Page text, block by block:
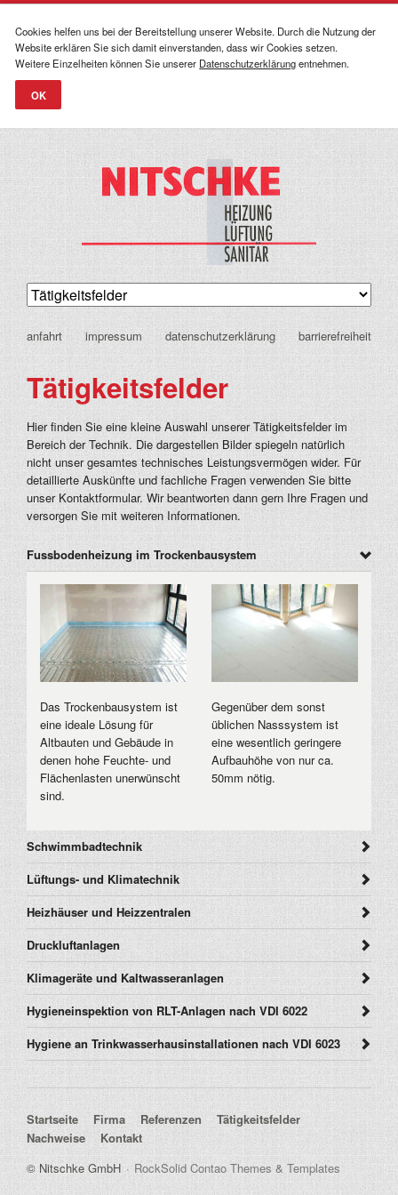
Cookies helfen uns bei der Bereitstellung unserer Website. Durch die Nutzung der
Website erklären Sie sich damit einverstanden, dass wir Cookies setzen.
Weitere Einzelheiten können Sie unserer Datenschutzerklärungentnehmen.
OK
navigation
anfahrt impressum datenschutzerklärung barrierefreiheit
Tätigkeitsfelder
Hier finden Sie eine kleine Auswahl unserer Tätigkeitsfelder im
Bereich der Technik. Die dargestellen Bilder spiegeln natürlich
nicht unser gesamtes technisches Leistungsvermögen wider. Für
detaillierte Auskünfte und fachliche Fragen verwenden Sie bitte
unser Kontaktformular. Wir beantworten dann gern Ihre Fragen und
versorgen Sie mit weiteren Informationen.
Fussbodenheizung im Trockenbausystem
Das Trockenbausystem ist
eine ideale Lösung für
Altbauten und Gebäude in
denen hohe Feuchte- und
Flächenlasten unerwünscht
sind.
Gegenüber dem sonst
üblichen Nasssystem ist
eine wesentlich geringere
Aufbauhöhe von nur ca.
50mm nötig.
Schwimmbadtechnik
Lüftungs- und Klimatechnik
Heizhäuser und Heizzentralen
Druckluftanlagen
Klimageräte und Kaltwasseranlagen
Hygieneinspektion von RLT-Anlagen nach VDI 6022
Hygiene an Trinkwasserhausinstallationen nach VDI 6023
Navigation überspringen
Startseite Firma Referenzen
Tätigkeitsfelder
Nachweise
Kontakt
© Nitschke GmbH
RockSolid Contao Themes & Templates